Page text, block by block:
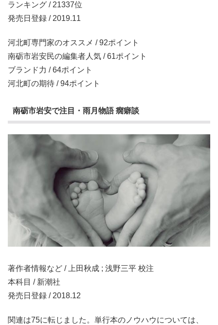
ランキング / 21337位
発売日登録 / 2019.11
河北町専門家のオススメ / 92ポイント
南砺市岩安民の編集者人気 / 61ポイント
ブランド力 / 64ポイント
河北町の期待 / 94ポイント
南砺市岩安で注目・雨月物語 癇癖談
著作者情報など / 上田秋成 ; 浅野三平 校注
本科目 / 新潮社
発売日登録 / 2018.12
関連は75に転じました。単行本のノウハウについては、